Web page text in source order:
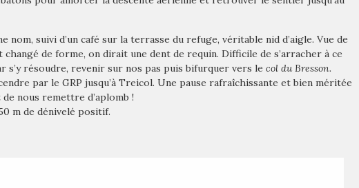
nom, suivi d’un café sur la terrasse du refuge, véritable nid d’aigle. Vue de
de forme, on dirait une dent de requin. Difficile de s’arracher à ce
s’y résoudre, revenir sur nos pas puis bifurquer vers le col du Bresson.
par le GRP jusqu’à Treicol. Une pause rafraîchissante et bien méritée
nous remettre d’aplomb !
m de dénivelé positif.